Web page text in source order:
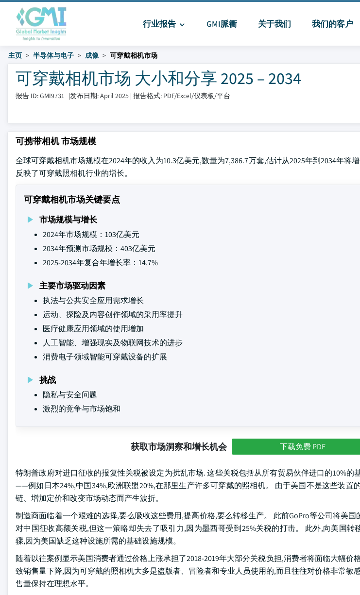
行业报告 GMI脈衝 关于我们 我们的客户
主页 半导体与电子 成像 可穿戴相机市场
可穿戴相机市场 大小和分享 2025 – 2034
报告 ID: GMI9731 |发布日期: April 2025 | 报告格式: PDF/Excel/仪表板/平台
可携带相机 市场规模
全球可穿戴相机市场规模在2024年的收入为10.3亿美元,数量为7,386.7万套,估计从2025年到2034年将
反映了可穿戴照相机行业的增长。
可穿戴相机市场关键要点
市场规模与增长
2024年市场规模：103亿美元
2034年预测市场规模：403亿美元
2025-2034年复合年增长率：14.7%
主要市场驱动因素
执法与公共安全应用需求增长
运动、探险及内容创作领域的采用率提升
医疗健康应用领域的使用增加
人工智能、增强现实及物联网技术的进步
消费电子领域智能可穿戴设备的扩展
挑战
隐私与安全问题
激烈的竞争与市场饱和
获取市场洞察和增长机会 下载免费 PDF
特朗普政府对进口征收的报复性关税被设定为扰乱市场. 这些关税包括从所有贸易伙伴进口的10%的
——例如日本24%,中国34%,欧洲联盟20%,在那里生产许多可穿戴的照相机。 由于美国不是这些装置
链、增加定价和改变市场动态而产生波折。
制造商面临着一个艰难的选择,要么吸收这些费用,提高价格,要么转移生产。 此前GoPro等公司将美
对中国征收高额关税,但这一策略却失去了吸引力,因为墨西哥受到25%关税的打击。 此外,向美国
骤,因为美国缺乏这种设施所需的基础设施规模。
随着以往案例显示美国消费者通过价格上涨承担了2018-2019年大部分关税负担,消费者将面临大幅价
致销售量下降,因为可穿戴的照相机大多是盗版者、冒险者和专业人员使用的,而且往往对价格非常敏
售量保持在理想水平。